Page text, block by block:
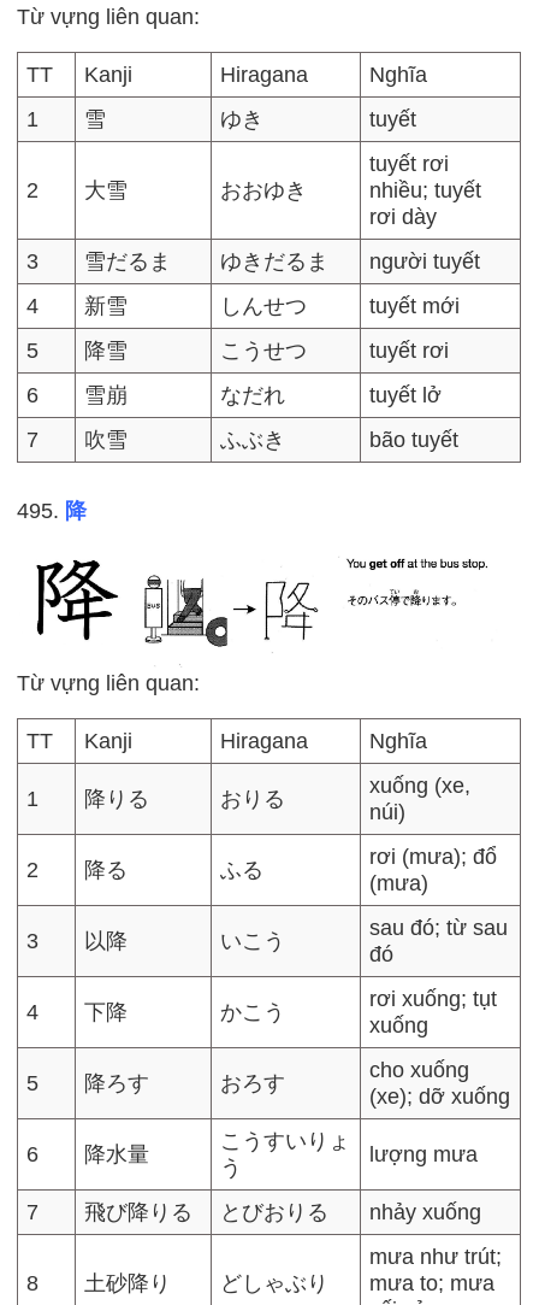
Từ vựng liên quan:
TT Kanji Hiragana
Nghĩa
1
雪 ゆき tuyết
2 大雪 おおゆき
tuyết rơi
nhiều; tuyết
rơi dày
3
雪だるま ゆきだるま
người tuyết
4
新雪 しんせつ
tuyết mới
5
降雪 こうせつ
tuyết rơi
6
雪崩 なだれ
tuyết lở
7
吹雪 ふぶき bão tuyết
495. 降
Từ vựng liên quan:
TT Kanji Hiragana Nghĩa
1 降りる おりる
xuống (xe,
núi)
2 降る ふる
rơi (mưa); đổ
(mưa)
3 以降 いこう
sau đó; từ sau
đó
4 下降 かこう
rơi xuống; tụt
xuống
5 降ろす おろす
cho xuống
(xe); dỡ xuống
6 降水量
こうすいりょ
う
lượng mưa
7 飛び降りる とびおりる nhảy xuống
8 土砂降り どしゃぶり
mưa như trút;
mưa to; mưa